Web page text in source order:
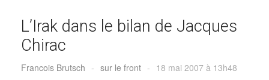
L’Irak dans le bilan de Jacques
Chirac
Francois Brutsch - sur le front - 18 mai 2007 à 13h48